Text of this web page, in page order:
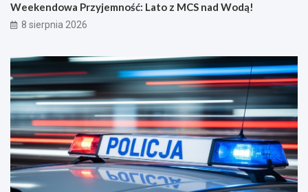
Weekendowa Przyjemność: Lato z MCS nad Wodą!
8 sierpnia 2026